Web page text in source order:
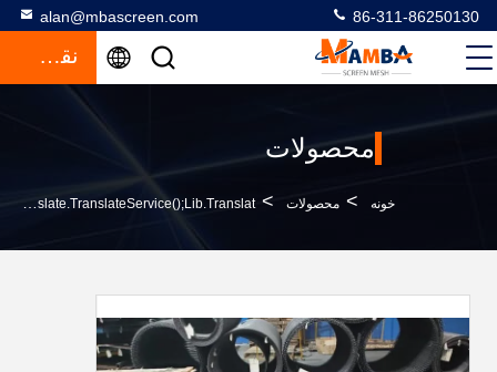
alan@mbascreen.com 86-311-86250130
نقل قول
محصولات
خونه > محصولات >
Steel Screen Meshfunction GtElInit() {var Lib = New Google.translate.TranslateService();lib.translat